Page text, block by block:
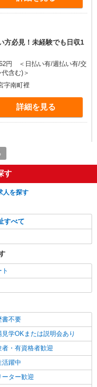
方必見！未経験でも日収1
円 ＜日払い有/週払い有/交
含む)＞
字南町裡
詳細を見る
０からスタートでも活躍
円 ＜日払い有/週払い有/交
含む)＞
南町裡
詳細を見る
含む)＞
接なし/車通勤OK
詳細を見る
できる＊デイサービス看護
す
人を探す
すべて
書不要
見学OKまたは説明会あり
者・有資格者歓迎
活躍中
ーター歓迎